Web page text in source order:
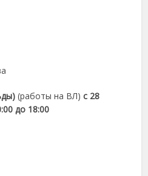
(работы на ВЛ)с 28
до 18:00